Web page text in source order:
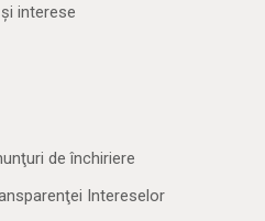
interese
de închiriere
Intereselor